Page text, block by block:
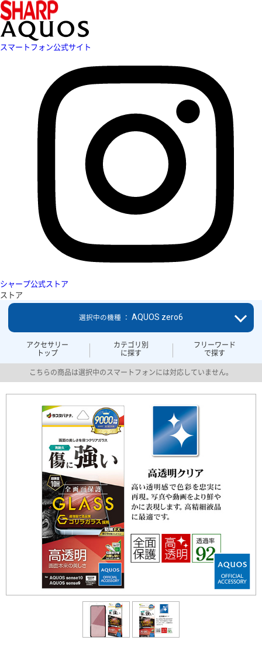
スマートフォン公式サイト
シャープ公式ストア
ストア
アクセサリー
トップ
カテゴリ別
に探す
フリーワード
で探す
選択中の機種 ： AQUOS zero6
こちらの商品は選択中のスマートフォンには対応していません。